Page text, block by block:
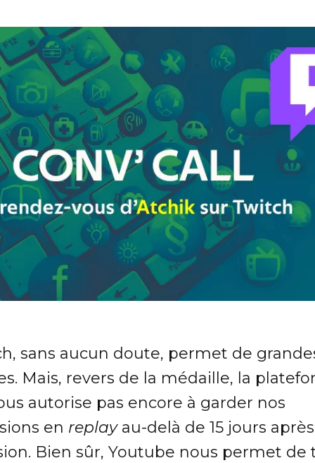
sans aucun doute, permet de
Mais, revers de la médaille, la
autorise pas encore à garder nos
en replay au-delà de 15 jours
Bien sûr, Youtube nous permet de